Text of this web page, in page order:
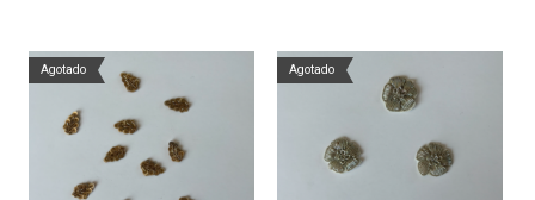
Agotado Agotado